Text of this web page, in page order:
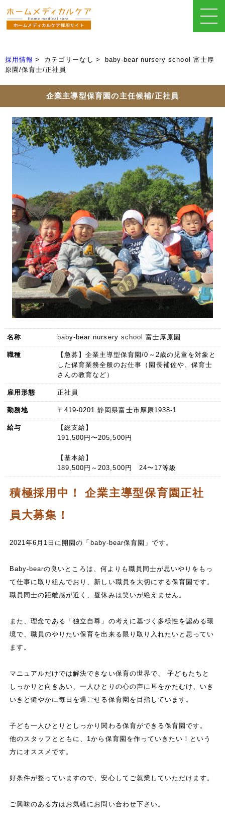
採用情報 カテゴリーなし
baby-bear nursery school 富士厚
原園/保育士/正社員
企業主導型保育園の主任候補/正社員
名称 baby-bear nursery school 富士厚原園
職種
【急募】企業主導型保育園/0～2歳の児童を対象と
した保育業務全般のお仕事（園長補佐や、保育士
さんの教育など）
雇用形態 正社員
勤務地 〒419-0201 静岡県富士市厚原1938-1
給与
【総支給】
191,500円〜205,500円
【基本給】
189,500円～203,500円 24〜17等級
積極採用中！ 企業主導型保育園正社
員大募集！
2021年6月1日に開園の「baby-bear保育園」です。
Baby-bearの良いところは、何よりも職員同士が思いやりをもっ
て仕事に取り組んでおり、新しい職員を大切にする保育園です。
職員同士の距離感が近く、昼休みは笑いが絶えません。
また、理念である「独立自尊」の考えに基づく多様性を認める環
境で、職員のやりたい保育を出来る限り取り入れたいと思ってい
ます。
マニュアルだけでは解決できない保育の世界で、 子どもたちと
しっかりと向きあい、一人ひとりの心の声に耳をかたむけ、いき
いきと健やかに毎日を過ごせる保育園を目指しています。
子ども一人ひとりとしっかり関わる保育ができる保育園です。
他のスタッフとともに、1から保育園を作っていきたい！という
方にオススメです。
好条件が整っていますので、安心してご就業していただけます。
ご興味のある方はお気軽にお問い合わせ下さい。